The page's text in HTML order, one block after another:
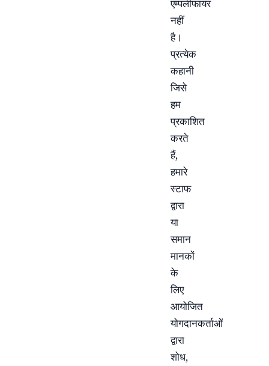
एम्पलीफायर
नहीं
है।
प्रत्येक
कहानी
जिसे
हम
प्रकाशित
करते
हैं,
हमारे
स्टाफ
द्वारा
या
समान
मानकों
के
लिए
आयोजित
योगदानकर्ताओं
द्वारा
शोध,